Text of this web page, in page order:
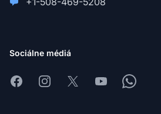
Sociálne médiá
FacebookInstagram
X YoutubeWhatsapp